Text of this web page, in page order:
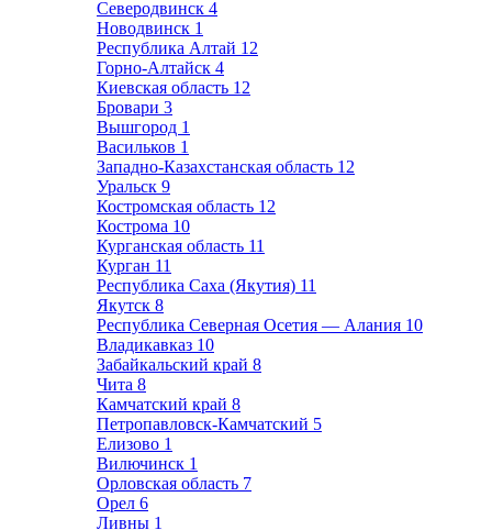
Северодвинск 4
Новодвинск 1
Республика Алтай 12
Горно-Алтайск 4
Киевская область 12
Бровари 3
Вышгород 1
Васильков 1
Западно-Казахстанская область 12
Уральск 9
Костромская область 12
Кострома 10
Курганская область 11
Курган 11
Республика Саха (Якутия) 11
Якутск 8
Республика Северная Осетия — Алания 10
Владикавказ 10
Забайкальский край 8
Чита 8
Камчатский край 8
Петропавловск-Камчатский 5
Елизово 1
Вилючинск 1
Орловская область 7
Орел 6
Ливны 1